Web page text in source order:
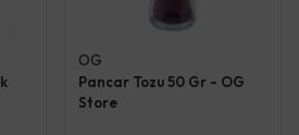
OG
Pancar Tozu 50 Gr - OG
Store